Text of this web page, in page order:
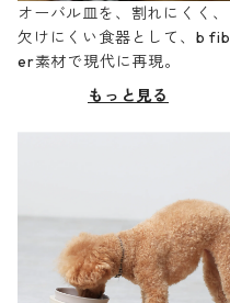
オーバル皿を、割れにくく、
欠けにくい食器として、b fib
er素材で現代に再現。
もっと見る